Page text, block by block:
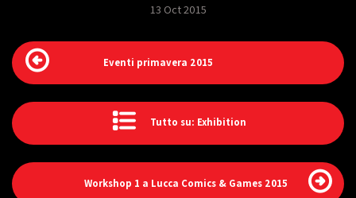
13 Oct 2015
Eventi primavera 2015
Tutto su: Exhibition
Workshop 1 a Lucca Comics & Games 2015